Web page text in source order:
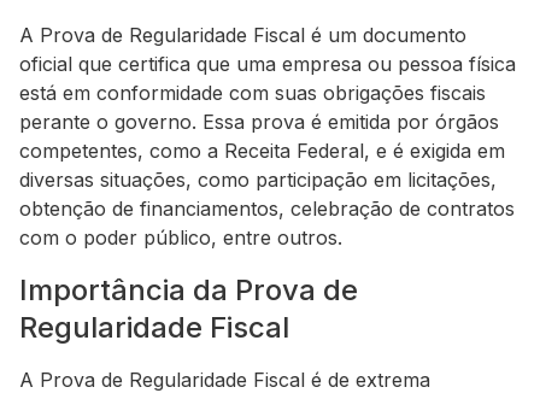
A Prova de Regularidade Fiscal é um documento
oficial que certifica que uma empresa ou pessoa física
está em conformidade com suas obrigações fiscais
perante o governo. Essa prova é emitida por órgãos
competentes, como a Receita Federal, e é exigida em
diversas situações, como participação em licitações,
obtenção de financiamentos, celebração de contratos
com o poder público, entre outros.
Importância da Prova de
Regularidade Fiscal
A Prova de Regularidade Fiscal é de extrema